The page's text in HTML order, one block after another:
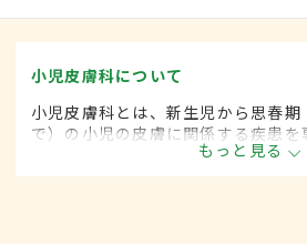
小児皮膚科について
小児皮膚科とは、新生児から思春
で）の小児の皮膚に関係する疾患を
もっと見る